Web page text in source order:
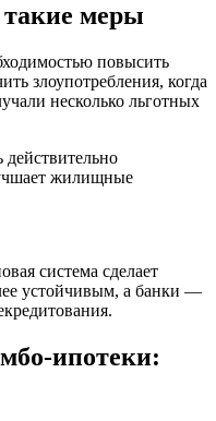
меры
повысить
злоупотребления, когда
несколько льготных
жилищные
система сделает
устойчивым, а банки —
ипотеки: